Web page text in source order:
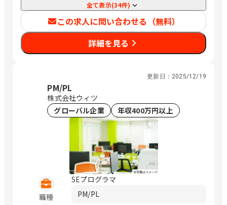
全て表示(34件)
この求人に問い合わせる（無料）
詳細を見る
更新日： 2025/12/19
PM/PL
株式会社ウィツ
グローバル企業
年収400万円以上
職種
SEプログラマ
PM/PL